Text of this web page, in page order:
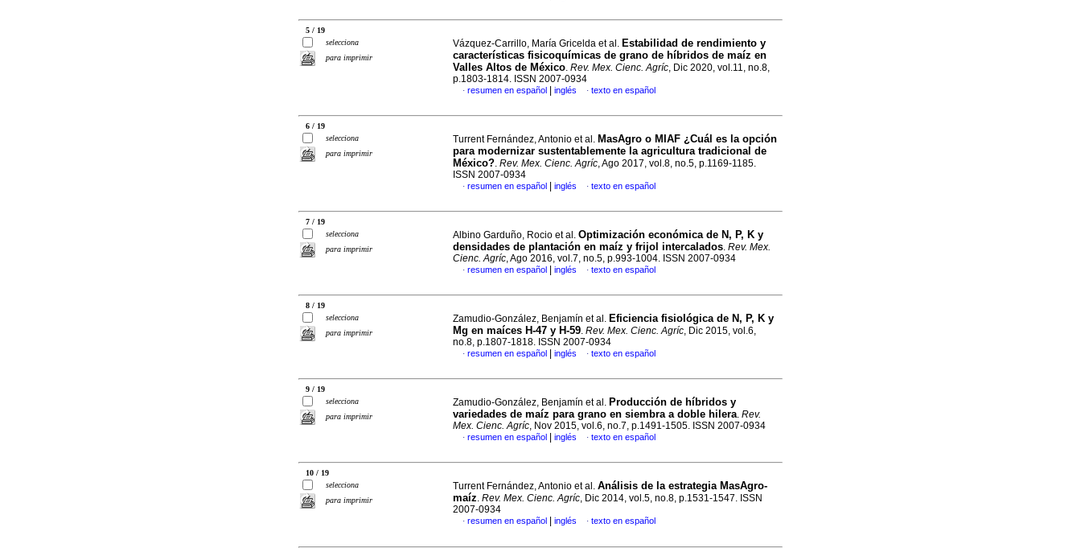
5 / 19
selecciona
para imprimir
Vázquez-Carrillo, María Gricelda et al. Estabilidad de rendimiento y
características fisicoquímicas de grano de híbridos de maíz en
Valles Altos de México. Rev. Mex. Cienc. Agríc, Dic 2020, vol.11, no.8,
p.1803-1814. ISSN 2007-0934
· resumen en español inglés · texto en español
6 / 19
selecciona
para imprimir
Turrent Fernández, Antonio et al. MasAgro o MIAF ¿Cuál es la opción
para modernizar sustentablemente la agricultura tradicional de
México?. Rev. Mex. Cienc. Agríc, Ago 2017, vol.8, no.5, p.1169-1185.
ISSN 2007-0934
· resumen en español inglés · texto en español
7 / 19
selecciona
para imprimir
Albino Garduño, Rocio et al. Optimización económica de N, P, K y
densidades de plantación en maíz y frijol intercalados. Rev. Mex.
Cienc. Agríc, Ago 2016, vol.7, no.5, p.993-1004. ISSN 2007-0934
· resumen en español inglés · texto en español
8 / 19
selecciona
para imprimir
Zamudio-González, Benjamín et al. Eficiencia fisiológica de N, P, K y
Mg en maíces H-47 y H-59. Rev. Mex. Cienc. Agríc, Dic 2015, vol.6,
no.8, p.1807-1818. ISSN 2007-0934
· resumen en español inglés · texto en español
9 / 19
selecciona
para imprimir
Zamudio-González, Benjamín et al. Producción de híbridos y
variedades de maíz para grano en siembra a doble hilera. Rev.
Mex. Cienc. Agríc, Nov 2015, vol.6, no.7, p.1491-1505. ISSN 2007-0934
· resumen en español inglés · texto en español
10 / 19
selecciona
para imprimir
Turrent Fernández, Antonio et al. Análisis de la estrategia MasAgro-
maíz. Rev. Mex. Cienc. Agríc, Dic 2014, vol.5, no.8, p.1531-1547. ISSN
2007-0934
· resumen en español inglés · texto en español